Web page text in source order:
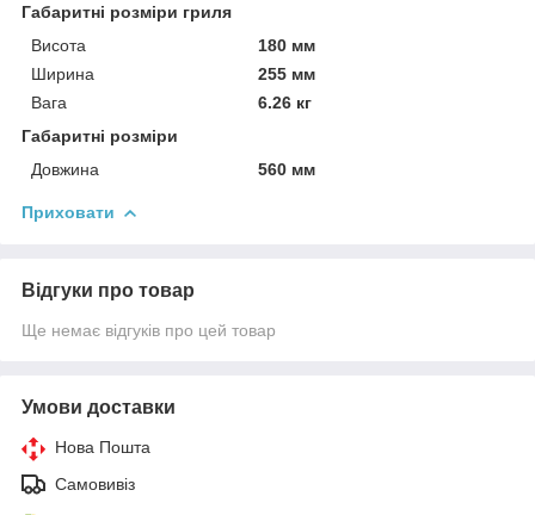
Габаритні розміри гриля
Висота
180 мм
Ширина
255 мм
Вага
6.26 кг
Габаритні розміри
Довжина
560 мм
Приховати
Відгуки про товар
Ще немає відгуків про цей товар
Умови доставки
Нова Пошта
Самовивіз